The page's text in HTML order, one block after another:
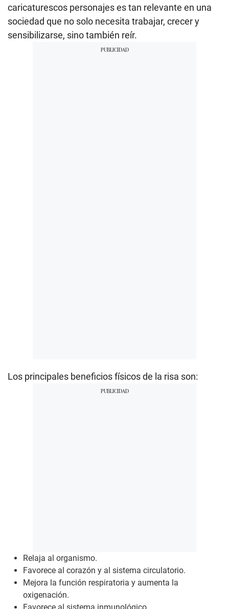
caricaturescos personajes es tan relevante en una
sociedad que no solo necesita trabajar, crecer y
sensibilizarse, sino también reír.
Los principales beneficios físicos de la risa son:
Relaja al organismo.
Favorece al corazón y al sistema circulatorio.
Mejora la función respiratoria y aumenta la
oxigenación.
Favorece al sistema inmunológico.